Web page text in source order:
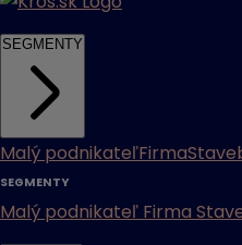
SEGMENTY
Malý podnikateľFirma
SEGMENTY
Malý podnikateľ Firma